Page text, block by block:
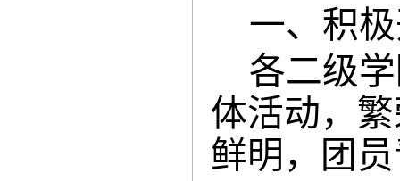
一、积
各二级
体活动，
鲜明，团